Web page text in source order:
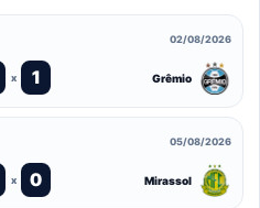
02/08/2026
x 1 Grêmio
05/08/2026
x 0 Mirassol